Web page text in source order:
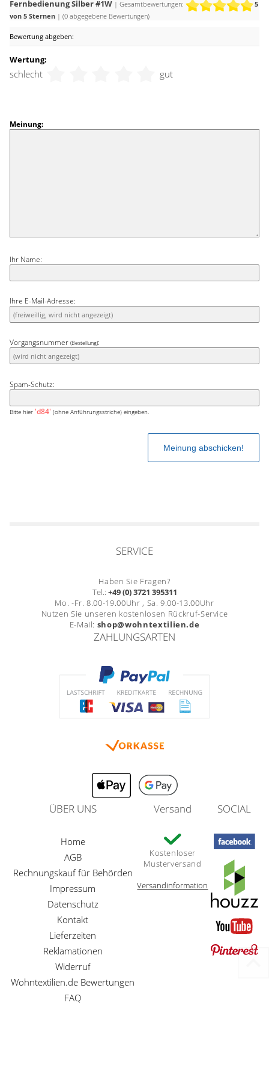
Fernbedienung Silber #1W| Gesamtbewertungen:
5
von 5 Sternen | (0abgegebene Bewertungen)
Bewertung abgeben:
Wertung:
schlecht gut
Meinung:
Ihr Name:
Ihre E-Mail-Adresse:
Vorgangsnummer (Bestellung):
Spam-Schutz:
Bitte hier 'd84' (ohne Anführungsstriche) eingeben.
SERVICE
Haben Sie Fragen?
Tel.: +49 (0) 3721 395311
Mo. -Fr. 8.00-19.00Uhr , Sa. 9.00-13.00Uhr
Nutzen Sie unseren kostenlosen Rückruf-Service
E-Mail: shop@wohntextilien.de
ZAHLUNGSARTEN
ÜBER UNS
Home
AGB
Rechnungskauf für Behörden
Impressum
Datenschutz
Kontakt
Lieferzeiten
Reklamationen
Widerruf
Wohntextilien.de Bewertungen
FAQ
Versand
Kostenloser
Musterversand
Versandinformation
SOCIAL